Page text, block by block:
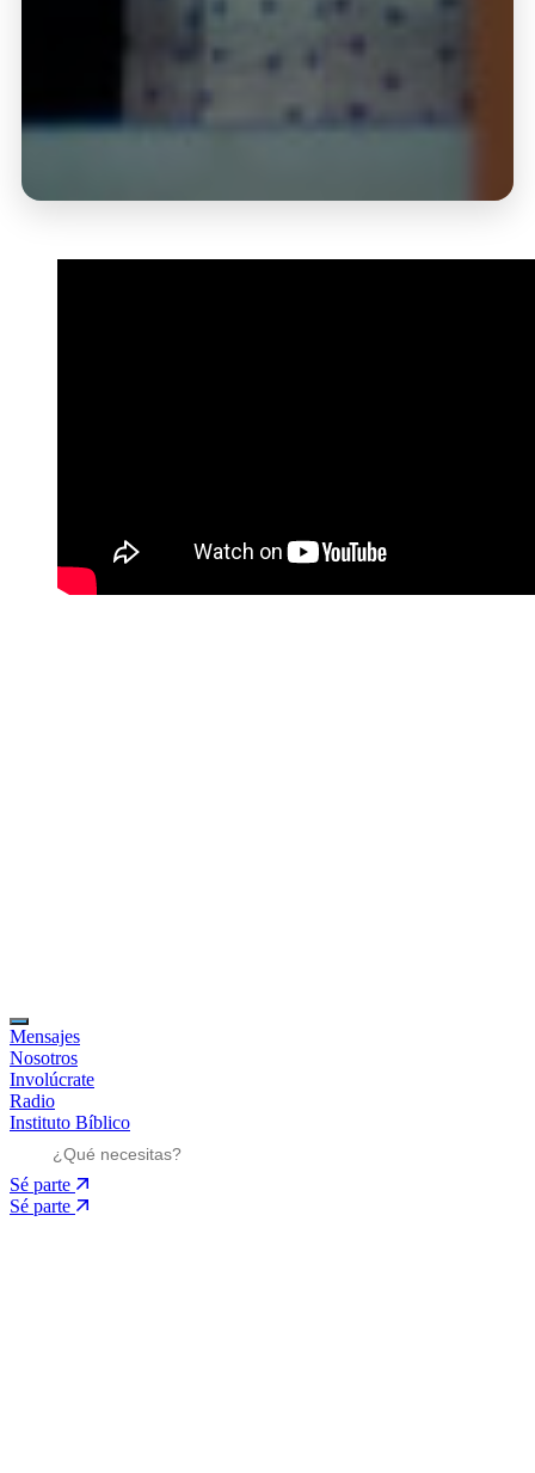
Mensajes
Nosotros
Involúcrate
Radio
Instituto Bíblico
Sé parte
Sé parte